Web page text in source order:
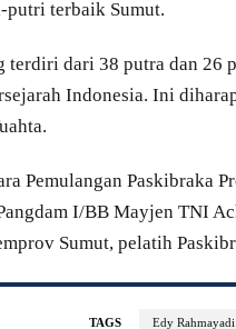
putri terbaik Sumut.
terdiri dari 38 putra dan 26
Indonesia. Ini
Pemulangan Paskibraka
I/BB Mayjen TNI
Sumut, pelatih
TAGS Edy Rahmayadi